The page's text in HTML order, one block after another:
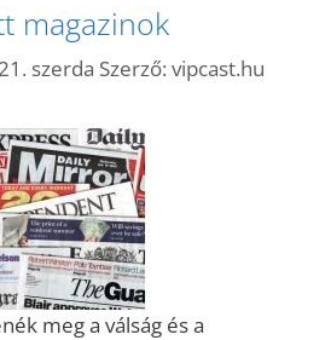
magazinok
szerda Szerző: vipcast.hu
meg a válság és a